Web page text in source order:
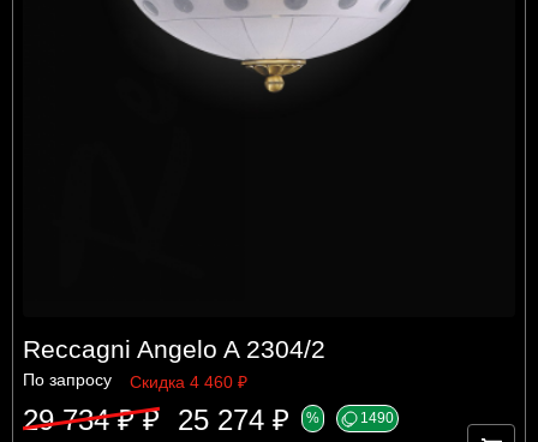
Reccagni Angelo A 2304/2
По запросу Скидка 4 460 ₽
29 734 ₽ ₽ 25 274 ₽ % 1490